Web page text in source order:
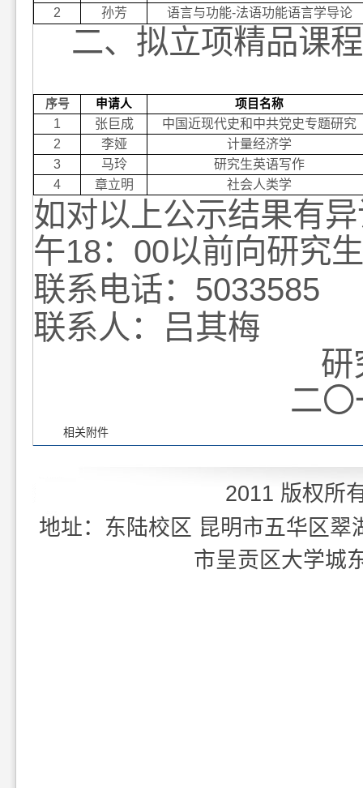
2
孙芳 语言与功能-法语功能语言学导论
二、拟立项精品课程
序号 申请人 项目名称
1 张巨成
中国近现代史和中共党史专题研究
2
李娅
计量经济学
3
马玲
研究生英语写作
4
章立明 社会人类学
如对以上公示结果有
午18：00以前向研究
联系电话：5033585
联系人：吕其梅
研
二〇
相关附件
2011 版权所
地址：东陆校区 昆明市五华区
市呈贡区大学城